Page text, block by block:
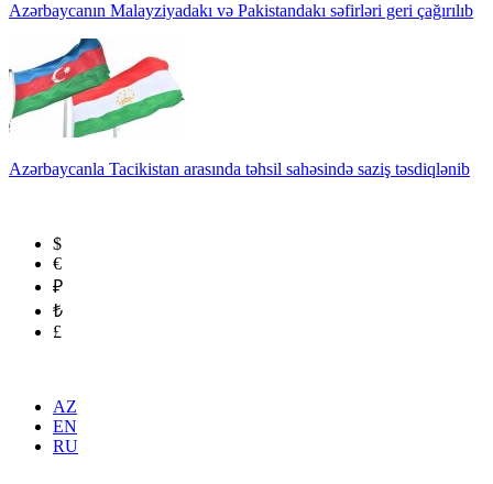
Azərbaycanın Malayziyadakı və Pakistandakı səfirləri geri çağırılıb
Azərbaycanla Tacikistan arasında təhsil sahəsində saziş təsdiqlənib
$
€
₽
₺
£
AZ
EN
RU